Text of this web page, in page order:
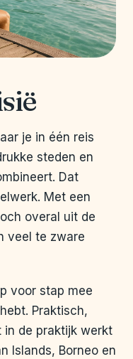
je in één reis
steden en
Dat
Met een
overal uit de
veel te zware
voor stap mee
Praktisch,
in de praktijk werkt
Islands, Borneo en